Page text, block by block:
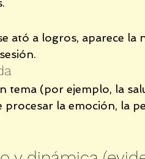
ató a logros, aparece la
tema (por ejemplo, la
procesar la emoción, la